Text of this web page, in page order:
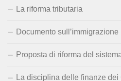
La riforma tributaria
Documento sull’immigrazione
Proposta di riforma del
La disciplina delle finanze dei